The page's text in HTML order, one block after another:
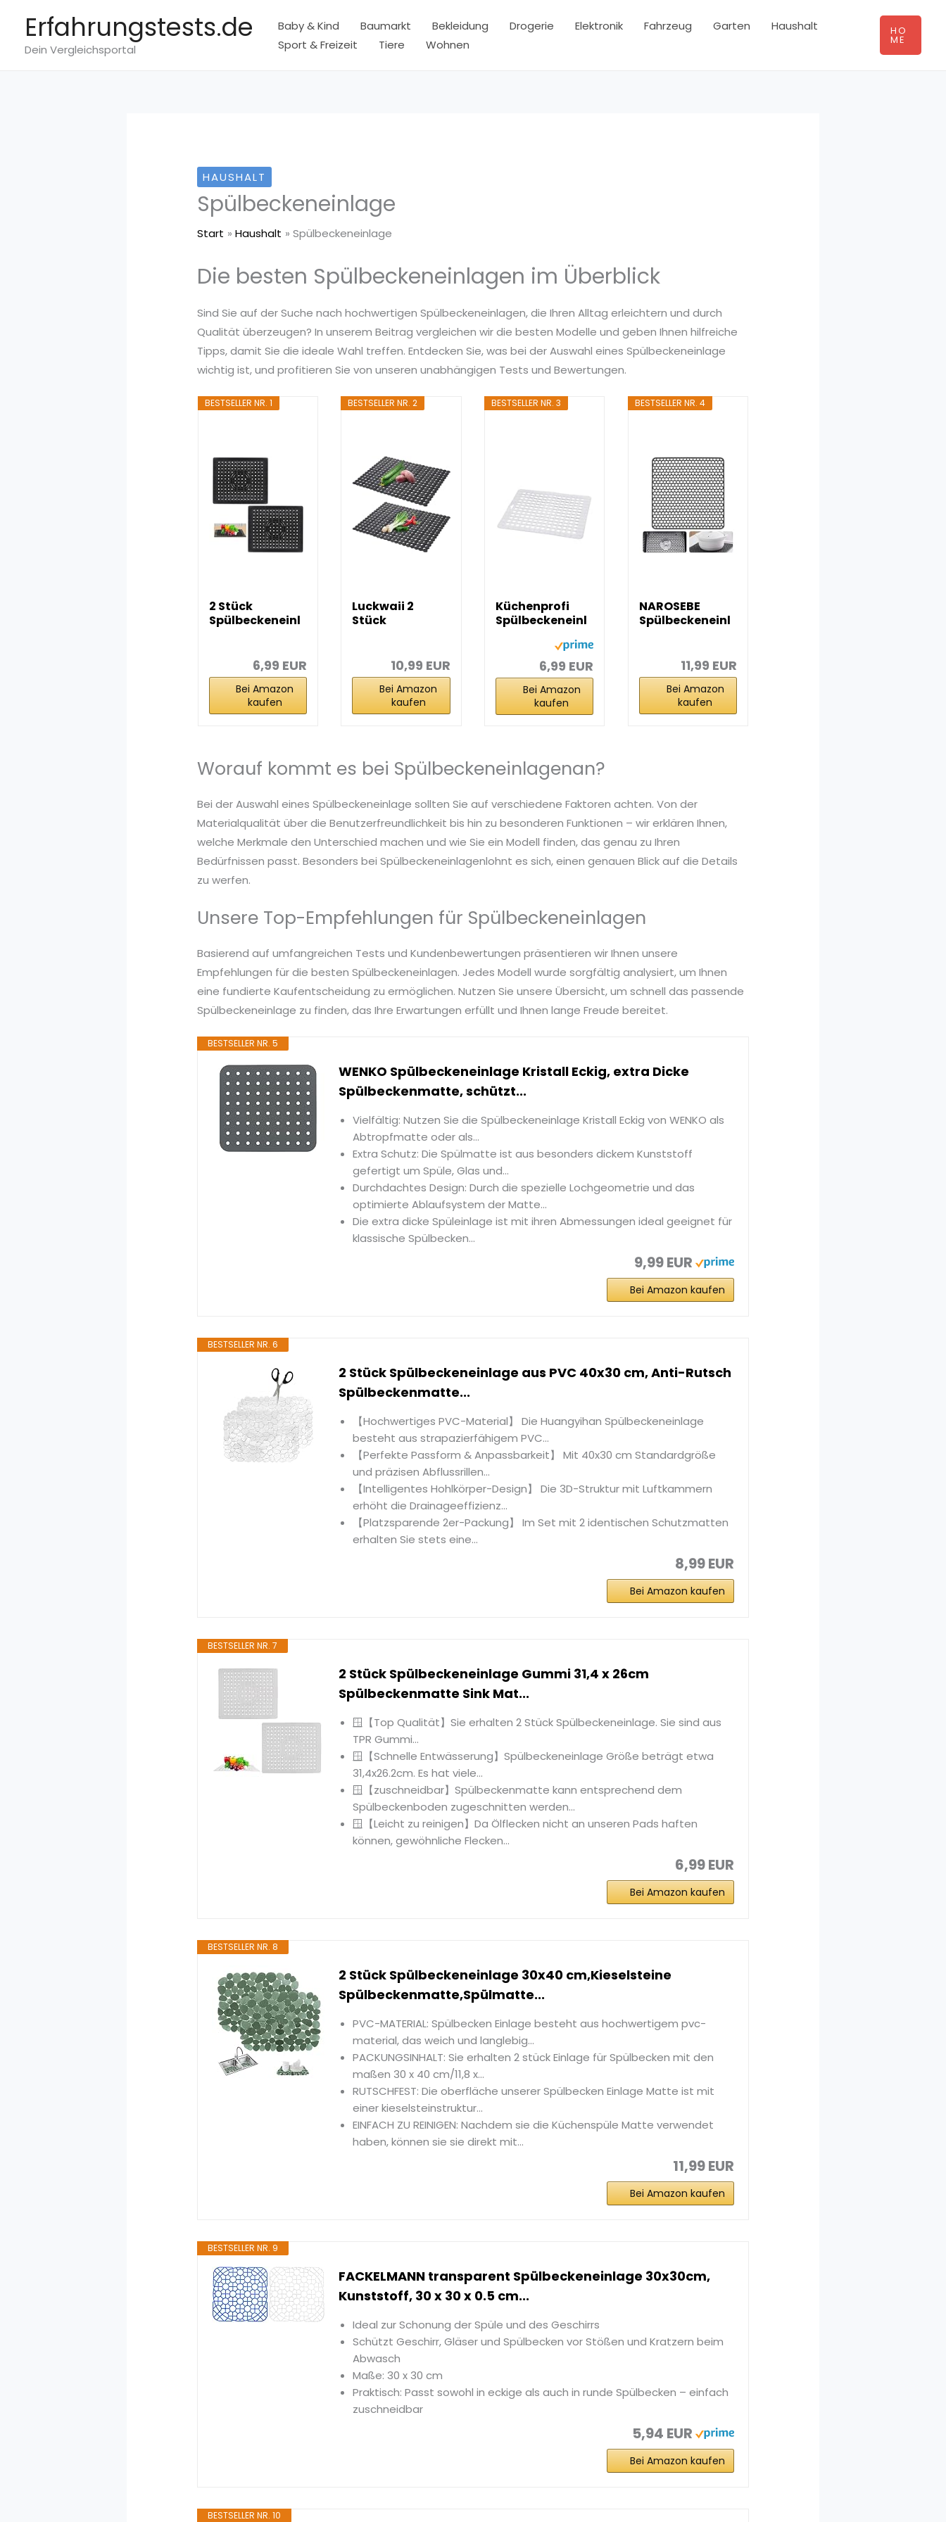
springen
Erfahrungstests.de
Dein Vergleichsportal
Baby & Kind Baumarkt Bekleidung Drogerie Elektronik Fahrzeug Garten
Haushalt
Sport & Freizeit
Tiere Wohnen
HO
ME
HAUSHALT
Spülbeckeneinlage
Start Haushalt Spülbeckeneinlage
Die besten Spülbeckeneinlagen im Überblick
Sind Sie auf der Suche nach hochwertigen Spülbeckeneinlagen, die Ihren Alltag erleichtern und durch
Qualität überzeugen? In unserem Beitrag vergleichen wir die besten Modelle und geben Ihnen hilfreiche
Tipps, damit Sie die ideale Wahl treffen. Entdecken Sie, was bei der Auswahl eines Spülbeckeneinlage
wichtig ist, und profitieren Sie von unseren unabhängigen Tests und Bewertungen.
BESTSELLER NR. 1
2 Stück
Spülbeckeneinl
6,99 EUR
Bei Amazon
kaufen
BESTSELLER NR. 2
Luckwaii 2
Stück
10,99 EUR
Bei Amazon
kaufen
BESTSELLER NR. 3
Küchenprofi
Spülbeckeneinl
6,99 EUR
Bei Amazon
kaufen
BESTSELLER NR. 4
NAROSEBE
Spülbeckeneinl
11,99 EUR
Bei Amazon
kaufen
Worauf kommt es bei Spülbeckeneinlagenan?
Bei der Auswahl eines Spülbeckeneinlage sollten Sie auf verschiedene Faktoren achten. Von der
Materialqualität über die Benutzerfreundlichkeit bis hin zu besonderen Funktionen – wir erklären Ihnen,
welche Merkmale den Unterschied machen und wie Sie ein Modell finden, das genau zu Ihren
Bedürfnissen passt. Besonders bei Spülbeckeneinlagenlohnt es sich, einen genauen Blick auf die Details
zu werfen.
Unsere Top-Empfehlungen für Spülbeckeneinlagen
Basierend auf umfangreichen Tests und Kundenbewertungen präsentieren wir Ihnen unsere
Empfehlungen für die besten Spülbeckeneinlagen. Jedes Modell wurde sorgfältig analysiert, um Ihnen
eine fundierte Kaufentscheidung zu ermöglichen. Nutzen Sie unsere Übersicht, um schnell das passende
Spülbeckeneinlage zu finden, das Ihre Erwartungen erfüllt und Ihnen lange Freude bereitet.
BESTSELLER NR. 5
WENKO Spülbeckeneinlage Kristall Eckig, extra Dicke
Spülbeckenmatte, schützt...
Vielfältig: Nutzen Sie die Spülbeckeneinlage Kristall Eckig von WENKO als
Abtropfmatte oder als...
Extra Schutz: Die Spülmatte ist aus besonders dickem Kunststoff
gefertigt um Spüle, Glas und...
Durchdachtes Design: Durch die spezielle Lochgeometrie und das
optimierte Ablaufsystem der Matte...
Die extra dicke Spüleinlage ist mit ihren Abmessungen ideal geeignet für
klassische Spülbecken...
9,99 EUR
Bei Amazon kaufen
BESTSELLER NR. 6
2 Stück Spülbeckeneinlage aus PVC 40x30 cm, Anti-Rutsch
Spülbeckenmatte...
【Hochwertiges PVC-Material】 Die Huangyihan Spülbeckeneinlage
besteht aus strapazierfähigem PVC...
【Perfekte Passform & Anpassbarkeit】 Mit 40x30 cm Standardgröße
und präzisen Abflussrillen...
【Intelligentes Hohlkörper-Design】 Die 3D-Struktur mit Luftkammern
erhöht die Drainageeffizienz...
【Platzsparende 2er-Packung】 Im Set mit 2 identischen Schutzmatten
erhalten Sie stets eine...
8,99 EUR
Bei Amazon kaufen
BESTSELLER NR. 7
2 Stück Spülbeckeneinlage Gummi 31,4 x 26cm
Spülbeckenmatte Sink Mat...
🪟【Top Qualität】Sie erhalten 2 Stück Spülbeckeneinlage. Sie sind aus
TPR Gummi...
🪟【Schnelle Entwässerung】Spülbeckeneinlage Größe beträgt etwa
31,4x26.2cm. Es hat viele...
🪟【zuschneidbar】Spülbeckenmatte kann entsprechend dem
Spülbeckenboden zugeschnitten werden...
🪟【Leicht zu reinigen】Da Ölflecken nicht an unseren Pads haften
können, gewöhnliche Flecken...
6,99 EUR
Bei Amazon kaufen
BESTSELLER NR. 8
2 Stück Spülbeckeneinlage 30x40 cm,Kieselsteine
Spülbeckenmatte,Spülmatte...
PVC-MATERIAL: Spülbecken Einlage besteht aus hochwertigem pvc-
material, das weich und langlebig...
PACKUNGSINHALT: Sie erhalten 2 stück Einlage für Spülbecken mit den
maßen 30 x 40 cm/11,8 x...
RUTSCHFEST: Die oberfläche unserer Spülbecken Einlage Matte ist mit
einer kieselsteinstruktur...
EINFACH ZU REINIGEN: Nachdem sie die Küchenspüle Matte verwendet
haben, können sie sie direkt mit...
11,99 EUR
Bei Amazon kaufen
BESTSELLER NR. 9
FACKELMANN transparent Spülbeckeneinlage 30x30cm,
Kunststoff, 30 x 30 x 0.5 cm...
Ideal zur Schonung der Spüle und des Geschirrs
Schützt Geschirr, Gläser und Spülbecken vor Stößen und Kratzern beim
Abwasch
Maße: 30 x 30 cm
Praktisch: Passt sowohl in eckige als auch in runde Spülbecken – einfach
zuschneidbar
5,94 EUR
Bei Amazon kaufen
BESTSELLER NR. 10